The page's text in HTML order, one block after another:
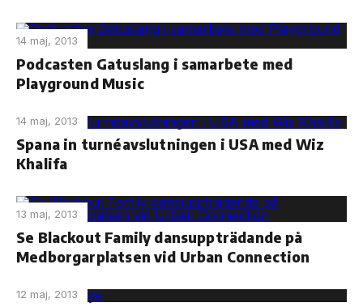
14 maj, 2013
Podcasten Gatuslang i samarbete med
Playground Music
14 maj, 2013
Spana in turnéavslutningen i USA med Wiz
Khalifa
13 maj, 2013
Se Blackout Family dansuppträdande på
Medborgarplatsen vid Urban Connection
12 maj, 2013